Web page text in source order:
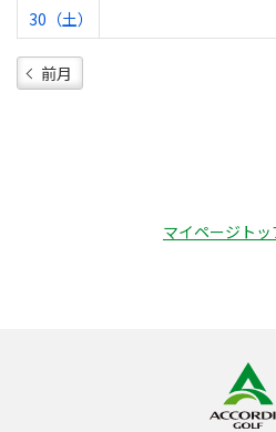
30（土）
前月
マイページトッ